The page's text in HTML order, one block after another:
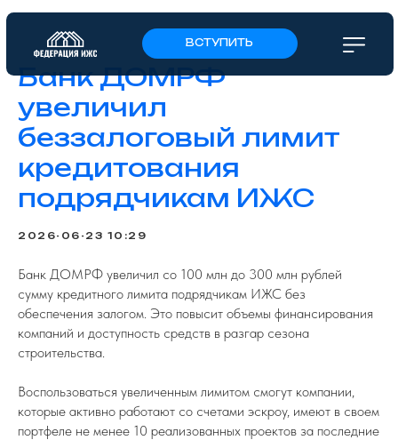
ВСТУПИТЬ
Банк ДОМРФ
увеличил
беззалоговый лимит
кредитования
подрядчикам ИЖС
2026-06-23 10:29
Банк ДОМРФ увеличил со 100 млн до 300 млн рублей
сумму кредитного лимита подрядчикам ИЖС без
обеспечения залогом. Это повысит объемы финансирования
компаний и доступность средств в разгар сезона
строительства.
Воспользоваться увеличенным лимитом смогут компании,
которые активно работают со счетами эскроу, имеют в своем
портфеле не менее 10 реализованных проектов за последние